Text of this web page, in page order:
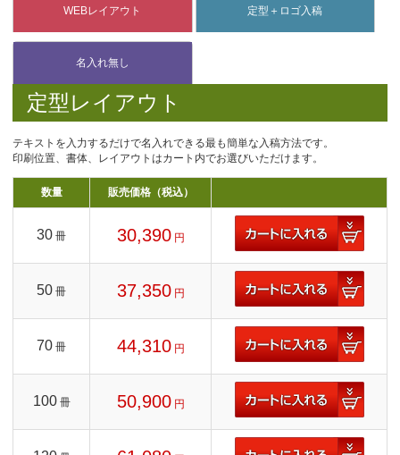
定型レイアウト
テキストを入力するだけで名入れできる最も簡単な入稿方法です。
印刷位置、書体、レイアウトはカート内でお選びいただけます。
数量 販売価格（税込）
30 冊 30,390 円
50 冊 37,350 円
70 冊 44,310 円
100 冊 50,900 円